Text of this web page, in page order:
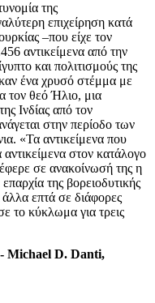
της
επιχείρηση κατά
–που είχε τον
αντικείμενα από την
και πολιτισμούς της
ένα χρυσό στέμμα με
τον θεό Ήλιο, μια
Ινδίας από τον
στην περίοδο των
«Τα αντικείμενα που
στον κατάλογο
σε ανακοίνωσή της η
της βορειοδυτικής
επτά σε διάφορες
το κύκλωμα για τρεις
- Michael D. Danti,